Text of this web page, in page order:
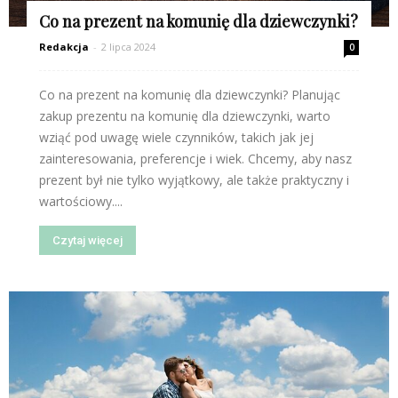
Co na prezent na komunię dla dziewczynki?
Redakcja - 2 lipca 2024 0
Co na prezent na komunię dla dziewczynki? Planując
zakup prezentu na komunię dla dziewczynki, warto
wziąć pod uwagę wiele czynników, takich jak jej
zainteresowania, preferencje i wiek. Chcemy, aby nasz
prezent był nie tylko wyjątkowy, ale także praktyczny i
wartościowy....
Czytaj więcej